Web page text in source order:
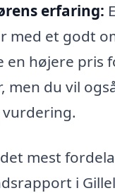
erfaring:
med et godt
en højere pris
men du vil
mest
i